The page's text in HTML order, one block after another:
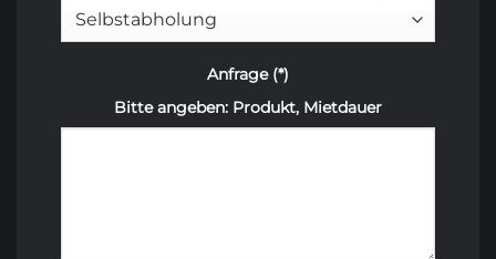
Anfrage (*)
Bitte angeben: Produkt, Mietdauer